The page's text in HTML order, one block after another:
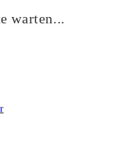
warten...